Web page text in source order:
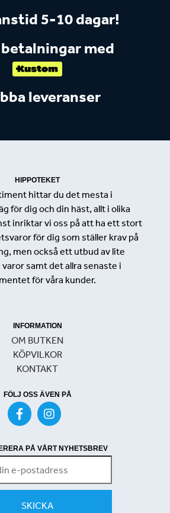
5-10 dagar!
med
leveranser
HIPPOTEKET
hittar du det mesta i
för dig och din häst, allt i olika
inriktar vi oss på att ha ett stort
för dig som ställer krav på
men också ett utbud av lite
samt det allra senaste i
för våra kunder.
INFORMATION
OM BUTKEN
KÖPVILKOR
KONTAKT
FÖLJ OSS ÄVEN PÅ
PÅ VÅRT NYHETSBREV